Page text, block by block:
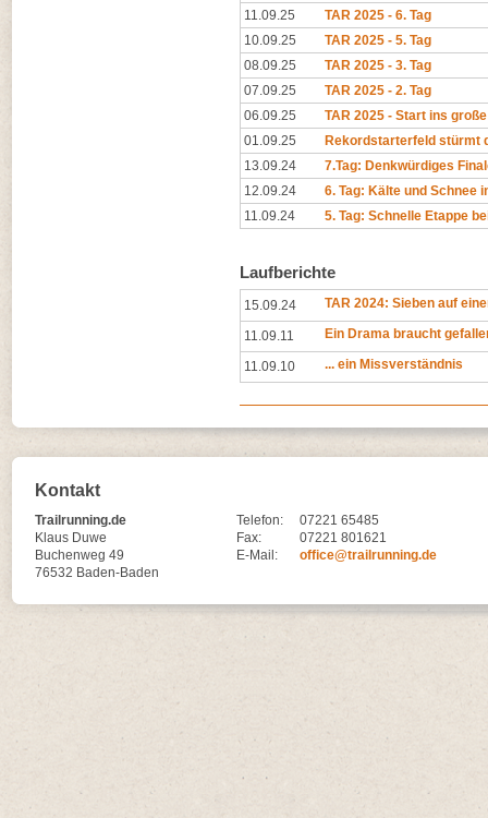
11.09.25
TAR 2025 - 6. Tag
10.09.25
TAR 2025 - 5. Tag
08.09.25
TAR 2025 - 3. Tag
07.09.25
TAR 2025 - 2. Tag
06.09.25
TAR 2025 - Start ins
01.09.25
Rekordstarterfeld stürmt
13.09.24
7.Tag: Denkwürdiges
12.09.24
6. Tag: Kälte und Schnee
11.09.24
5. Tag: Schnelle Etappe
Laufberichte
15.09.24 TAR 2024: Sieben auf
11.09.11 Ein Drama braucht
11.09.10 ... ein Missverständnis
Kontakt
Trailrunning.de
Klaus Duwe
Buchenweg 49
76532 Baden-Baden
Telefon:
07221 65485
Fax:
07221 801621
E-Mail:
office@trailrunning.de